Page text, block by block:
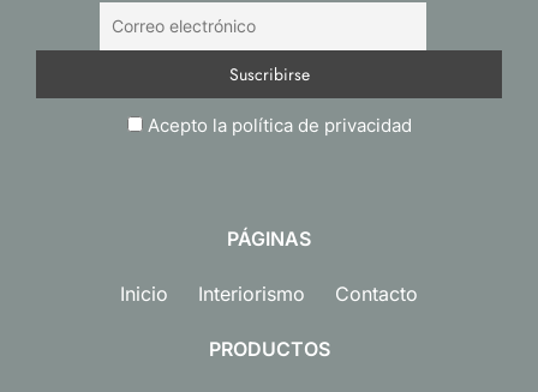
Acepto la política de privacidad
PÁGINAS
Inicio Interiorismo Contacto
PRODUCTOS